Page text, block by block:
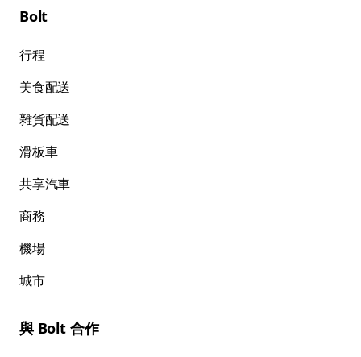
Bolt
行程
美食配送
雜貨配送
滑板車
共享汽車
商務
機場
城市
與 Bolt 合作